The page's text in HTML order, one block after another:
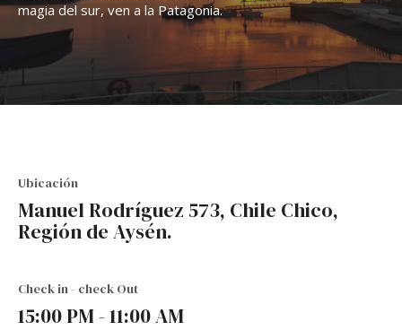
magia del sur, ven a la Patagonia.
Ubicación
Manuel Rodríguez 573, Chile Chico,
Región de Aysén.
Check in - check Out
15:00 PM - 11:00 AM